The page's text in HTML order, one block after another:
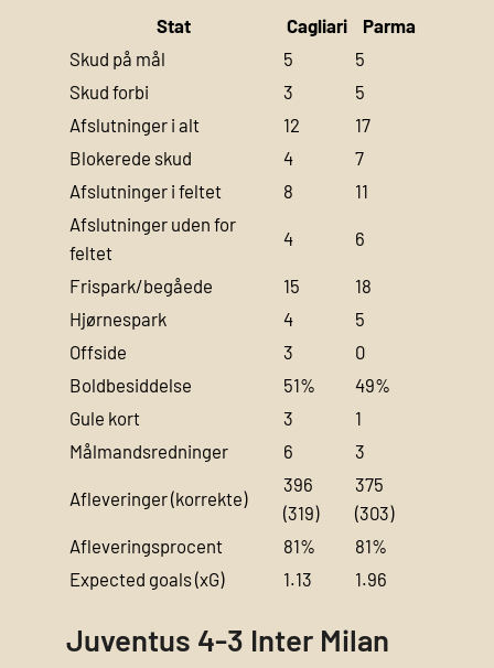
Stat Cagliari
Parma
Skud på mål
5
5
Skud forbi
3
5
Afslutninger i alt
12
17
Blokerede skud
4
7
Afslutninger i feltet
8
11
Afslutninger uden for
feltet
4 6
Frispark/begåede 15
18
Hjørnespark
4
5
Offside
3
0
Boldbesiddelse
51%
49%
Gule kort
3
1
Målmandsredninger
6 3
Afleveringer (korrekte)
396
(319)
375
(303)
Afleveringsprocent
81%
81%
Expected goals (xG)
1.13 1.96
Juventus 4-3 Inter Milan